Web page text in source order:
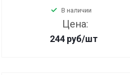
В наличии
Цена:
244 руб/шт